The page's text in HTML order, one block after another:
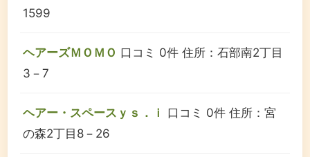
1599
ヘアーズＭＯＭＯ 口コミ 0件 住所：石部南2丁目
3－7
ヘアー・スペースｙｓ．ｉ 口コミ 0件 住所：宮
の森2丁目8－26